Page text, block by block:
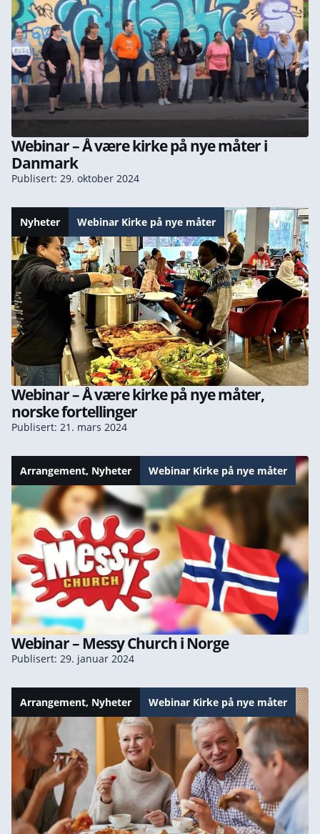
Webinar – Å være kirke på nye måter i
Danmark
Publisert: 29. oktober 2024
Nyheter Webinar Kirke på nye måter
Webinar – Å være kirke på nye måter,
norske fortellinger
Publisert: 21. mars 2024
Arrangement, Nyheter Webinar Kirke på nye måter
Webinar – Messy Church i Norge
Publisert: 29. januar 2024
Arrangement, Nyheter Webinar Kirke på nye måter